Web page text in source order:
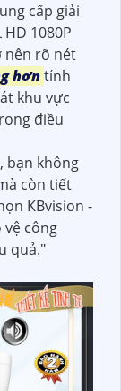
cấp giải
1080P
nên rõ nét
hơntính
khu vực
điều
bạn không
còn tiết
KBvision -
công
quả."